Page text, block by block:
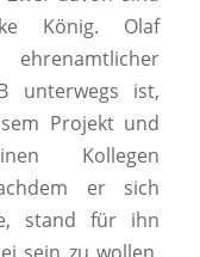
König. Olaf
unterwegs ist,
Projekt und
Kollegen
er sich
stand für ihn